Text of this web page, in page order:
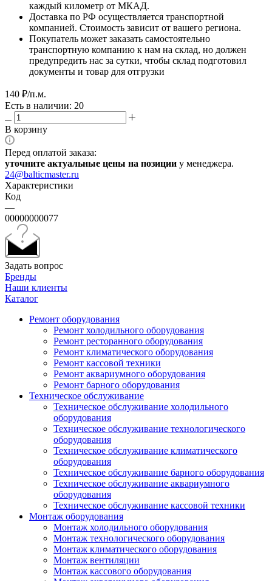
каждый километр от МКАД.
Доставка по РФ осуществляется транспортной
компанией. Стоимость зависит от вашего региона.
Покупатель может заказать самостоятельно
транспортную компанию к нам на склад, но должен
предупредить нас за сутки, чтобы склад подготовил
документы и товар для отгрузки
140 ₽/п.м.
Есть в наличии: 20
В корзину
Перед оплатой заказа:
уточните актуальные цены на позиции у менеджера.
24@balticmaster.ru
Характеристики
Код
—
00000000077
Задать вопрос
Бренды
Наши клиенты
Каталог
Ремонт оборудования
Ремонт холодильного оборудования
Ремонт ресторанного оборудования
Ремонт климатического оборудования
Ремонт кассовой техники
Ремонт аквариумного оборудования
Ремонт барного оборудования
Техническое обслуживание
Техническое обслуживание холодильного
оборудования
Техническое обслуживание технологического
оборудования
Техническое обслуживание климатического
оборудования
Техническое обслуживание барного оборудования
Техническое обслуживание аквариумного
оборудования
Техническое обслуживание кассовой техники
Монтаж оборудования
Монтаж холодильного оборудования
Монтаж технологического оборудования
Монтаж климатического оборудования
Монтаж вентиляции
Монтаж кассового оборудования